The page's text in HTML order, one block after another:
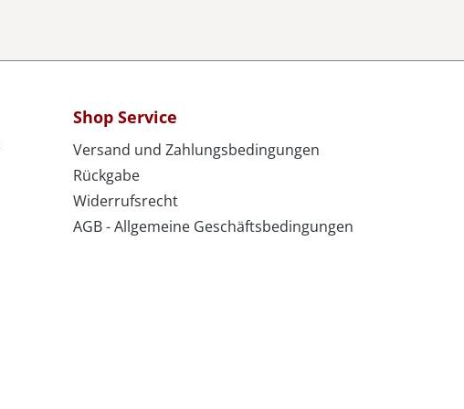
Shop Service
Versand und Zahlungsbedingungen
Rückgabe
Widerrufsrecht
AGB - Allgemeine Geschäftsbedingungen